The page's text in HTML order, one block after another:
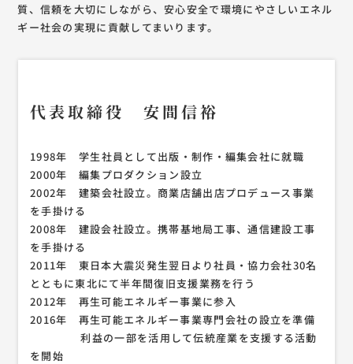
質、信頼を大切にしながら、安心安全で環境にやさしいエネル
ギー社会の実現に貢献してまいります。
代表取締役 安間信裕
1998年 学生社員として出版・制作・編集会社に就職
2000年 編集プロダクション設立
2002年 建築会社設立。商業店舗出店プロデュース事業
を手掛ける
2008年 建設会社設立。携帯基地局工事、通信建設工事
を手掛ける
2011年 東日本大震災発生翌日より社員・協力会社30名
とともに東北にて半年間復旧支援業務を行う
2012年 再生可能エネルギー事業に参入
​​​​​​​2016年 再生可能エネルギー事業専門会社の設立を準備
利益の一部を活用して伝統産業を支援する活動
を開始